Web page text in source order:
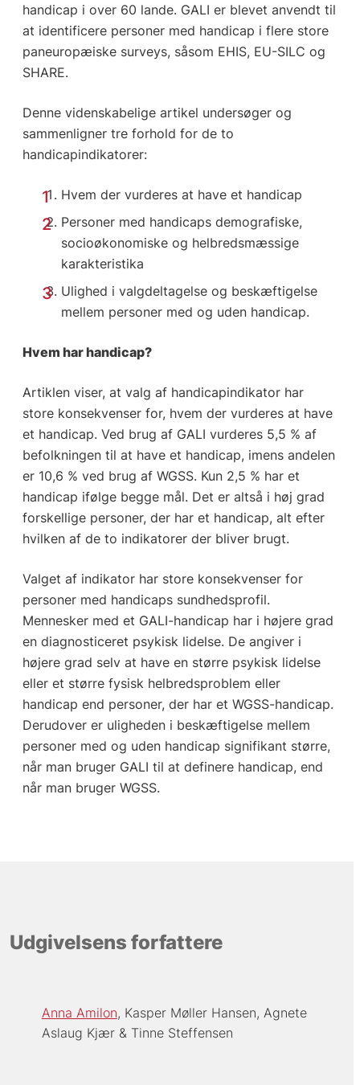
handicap i over 60 lande. GALI er blevet anvendt til
at identificere personer med handicap i flere store
paneuropæiske surveys, såsom EHIS, EU-SILC og
SHARE.
Denne videnskabelige artikel undersøger og
sammenligner tre forhold for de to
handicapindikatorer:
Hvem der vurderes at have et handicap
Personer med handicaps demografiske,
socioøkonomiske og helbredsmæssige
karakteristika
Ulighed i valgdeltagelse og beskæftigelse
mellem personer med og uden handicap.
Hvem har handicap?
Artiklen viser, at valg af handicapindikator har
store konsekvenser for, hvem der vurderes at have
et handicap. Ved brug af GALI vurderes 5,5 % af
befolkningen til at have et handicap, imens andelen
er 10,6 % ved brug af WGSS. Kun 2,5 % har et
handicap ifølge begge mål. Det er altså i høj grad
forskellige personer, der har et handicap, alt efter
hvilken af de to indikatorer der bliver brugt.
Valget af indikator har store konsekvenser for
personer med handicaps sundhedsprofil.
Mennesker med et GALI-handicap har i højere grad
en diagnosticeret psykisk lidelse. De angiver i
højere grad selv at have en større psykisk lidelse
eller et større fysisk helbredsproblem eller
handicap end personer, der har et WGSS-handicap.
Derudover er uligheden i beskæftigelse mellem
personer med og uden handicap signifikant større,
når man bruger GALI til at definere handicap, end
når man bruger WGSS.
Udgivelsens forfattere
Anna Amilon Kasper Møller Hansen Agnete
Aslaug Kjær
Tinne Steffensen